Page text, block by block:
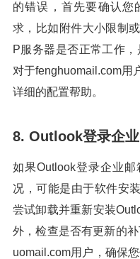
的错误，首先要确认您
求，比如附件大小限制
P服务器是否正常工作，
对于fenghuomail.com用
详细的配置帮助。
8. Outlook登录企
如果Outlook登录企业
况，可能是由于软件安
尝试卸载并重新安装
外，检查是否有更新的
uomail.com用户，确保